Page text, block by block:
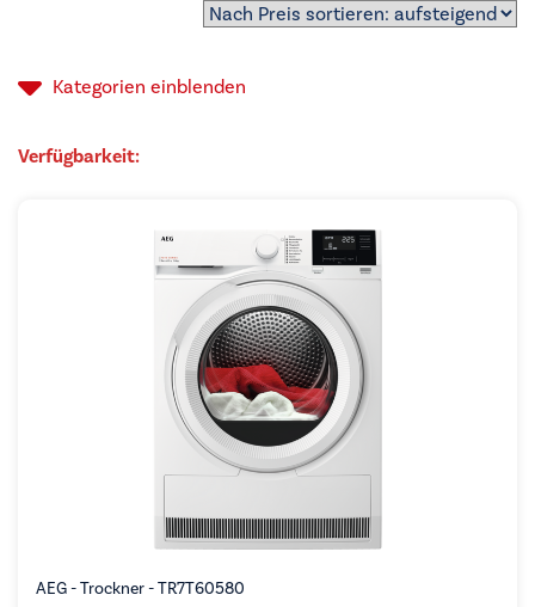
Kategorien einblenden
Verfügbarkeit:
AEG - Trockner - TR7T60580